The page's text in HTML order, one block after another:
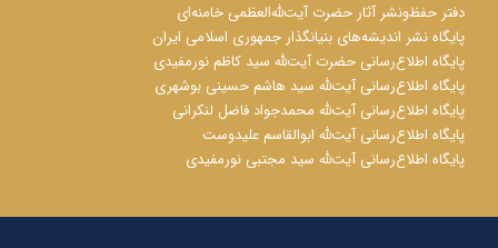
دفتر حفظ‌‌‌ونشر آثار حضرت آیت‌ﷲ‌العظمی خامنه‌ای
پایگاه نشر اندیشه‌های بنیانگذار جمهوری اسلامی ایران
پایگاه اطلاع‌رسانی حضرت آیت‌ﷲ سید کاظم نورمفیدی
پایگاه اطلاع‌رسانی آیت‌ﷲ سید هاشم حسینی بوشهری
پایگاه اطلاع‌رسانی آیت‌ﷲ محمدجواد فاضل لنکرانی
پایگاه اطلاع‌رسانی آیت‌ﷲ ابوالقاسم علیدوست
پایگاه اطلاع‌رسانی آیت‌ﷲ سید مجتبی نورمفیدی